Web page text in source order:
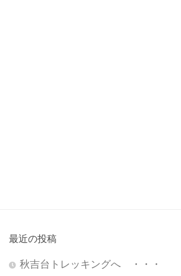
最近の投稿
秋吉台トレッキングへ ・・・